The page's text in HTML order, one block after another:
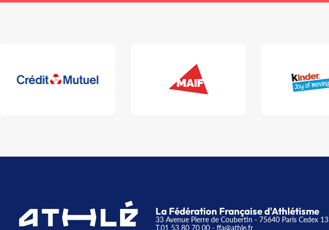
La Fédération Française d'Athlétisme
33 Avenue Pierre de Coubertin - 75640 Paris Cedex 13
T.01 53 80 70 00 - ffa@athle.fr